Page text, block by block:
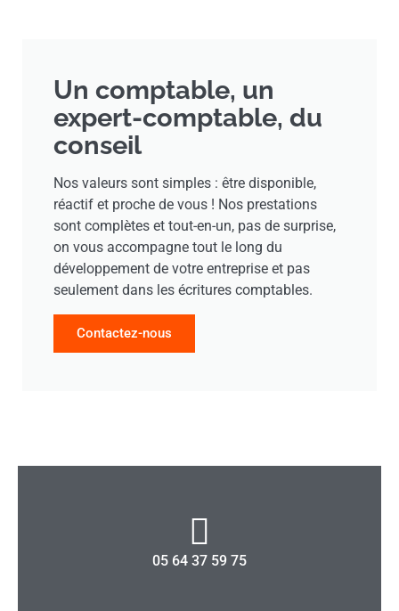
Un comptable, un
expert-comptable, du
conseil
Nos valeurs sont simples : être disponible,
réactif et proche de vous ! Nos prestations
sont complètes et tout-en-un, pas de surprise,
on vous accompagne tout le long du
développement de votre entreprise et pas
seulement dans les écritures comptables.
Contactez-nous
05 64 37 59 75